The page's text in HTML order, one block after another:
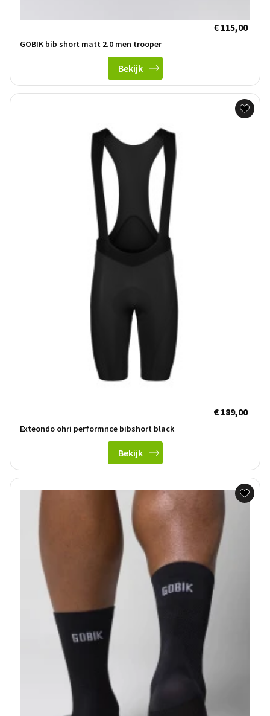
€ 115,00
GOBIK bib short matt 2.0 men trooper
Bekijk
€ 189,00
Exteondo ohri performnce bibshort black
Bekijk